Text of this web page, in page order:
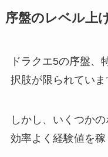
序盤のレベル上
ドラクエ5の序盤、
択肢が限られていま
しかし、いくつか
効率よく経験値を稼